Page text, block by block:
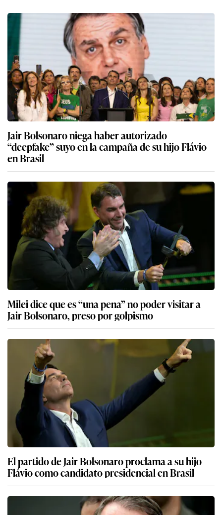
Jair Bolsonaro niega haber autorizado
“deepfake” suyo en la campaña de su hijo Flávio
en Brasil
Milei dice que es “una pena” no poder visitar a
Jair Bolsonaro, preso por golpismo
El partido de Jair Bolsonaro proclama a su hijo
Flávio como candidato presidencial en Brasil